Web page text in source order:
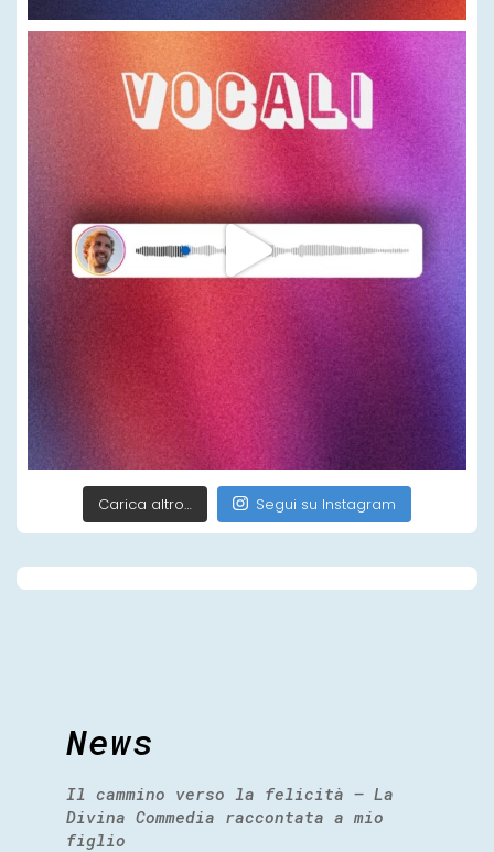
Carica altro… Segui su Instagram
News
Il cammino verso la felicità – La
Divina Commedia raccontata a mio
figlio